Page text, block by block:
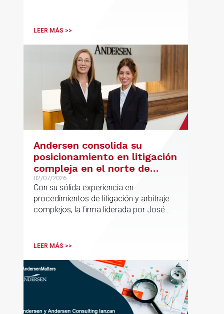
españolas que combinan los sectores
LEER MÁS >>
Andersen consolida su
posicionamiento en litigación
compleja en el norte de
España con la incorporación
de Rebeca Larena
02/07/2026
Con su sólida experiencia en
procedimientos de litigación y arbitraje
complejos, la firma liderada por José
posicionamiento en asesoramiento
LEER MÁS >>